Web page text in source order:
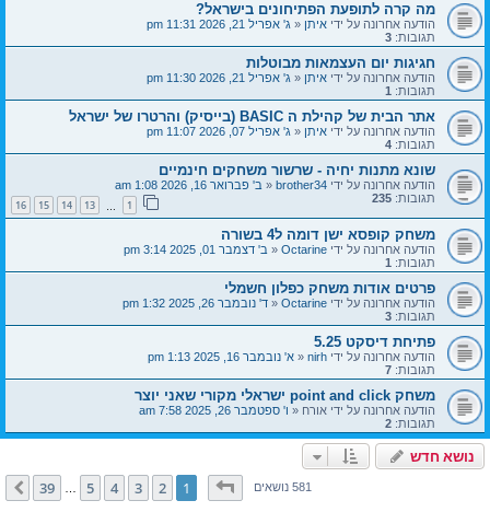
מה קרה לתופעת הפתיחונים בישראל?
הודעה אחרונה על ידי איתן«ג' אפריל 21, 2026 11:31 pm
תגובות: 3
חגיגות יום העצמאות מבוטלות
הודעה אחרונה על ידי איתן«ג' אפריל 21, 2026 11:30 pm
תגובות: 1
אתר הבית של קהילת ה BASIC (בייסיק) והרטרו של ישראל
הודעה אחרונה על ידי איתן«ג' אפריל 07, 2026 11:07 pm
תגובות: 4
שונא מתנות יחיה - שרשור משחקים חינמיים
הודעה אחרונה על ידי brother34
«ב' פברואר 16, 2026 1:08 am
תגובות: 235
13
14
15
16
משחק קופסא ישן דומה ל4 בשורה
הודעה אחרונה על ידי Octarine
«ב' דצמבר 01, 2025 3:14 pm
תגובות: 1
פרטים אודות משחק כפלון חשמלי
הודעה אחרונה על ידי Octarine
«ד' נובמבר 26, 2025 1:32 pm
תגובות: 3
פתיחת דיסקט 5.25
הודעה אחרונה על ידי nirh
«א' נובמבר 16, 2025 1:13 pm
תגובות: 7
משחק point and click ישראלי מקורי שאני יוצר
הודעה אחרונה על ידי אורח«ו' ספטמבר 26, 2025 7:58 am
תגובות: 2
נושא חדש
581 נושאיםדף1מתוך39
1
2
3
4
5
39 הבא